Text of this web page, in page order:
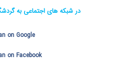
در شبکه های اجتماعی به
on Google
on Facebook